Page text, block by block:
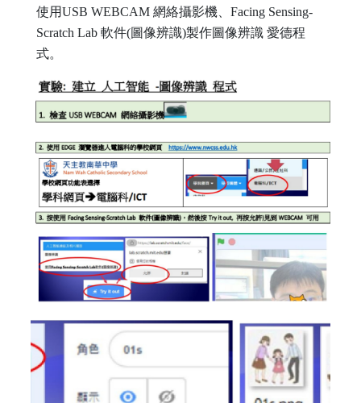
使用USB WEBCAM 網絡攝影機、Facing Sensing-
Scratch Lab 軟件(圖像辨識)製作圖像辨識 愛德程
式。